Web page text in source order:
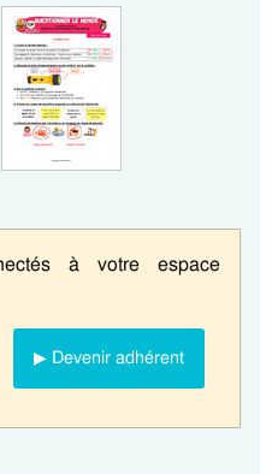
à votre espace
▶ Devenir adhérent